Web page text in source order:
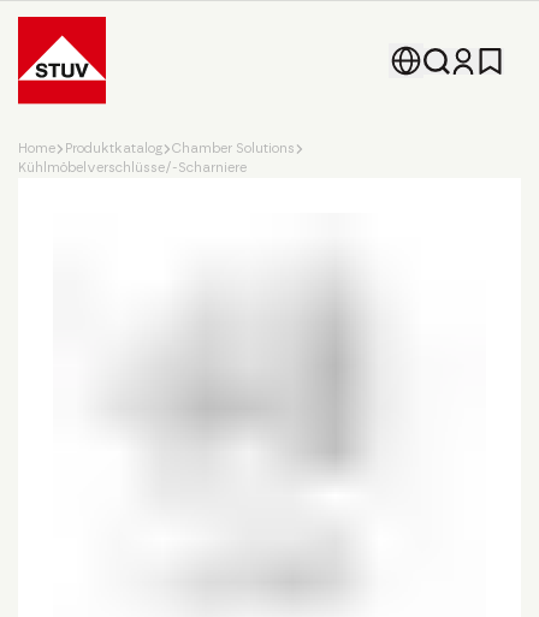
Go To the Homepage
Home Produktkatalog
Chamber Solutions
Kühlmöbelverschlüsse/-Scharniere